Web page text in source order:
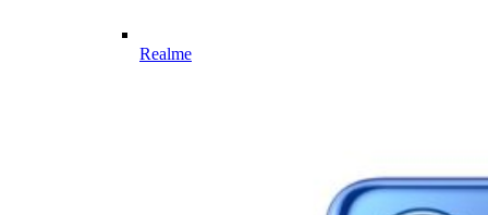
Realme